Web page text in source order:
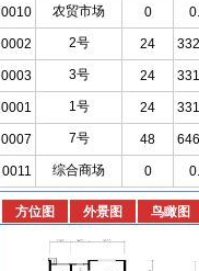
0010 农贸市场 0
0002 2号 24
0003 3号 24
0001 1号 24
0007 7号 48
0011 综合商场 0